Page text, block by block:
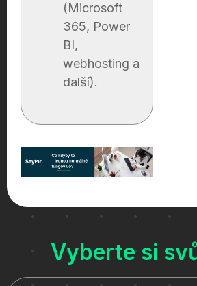
(Microsoft
365, Power
BI,
webhosting a
další).
Vyberte si